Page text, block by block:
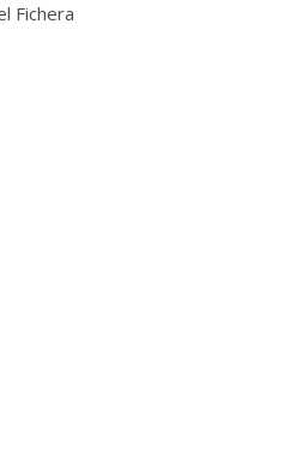
Fichera